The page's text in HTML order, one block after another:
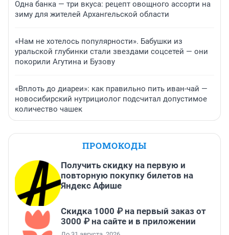
Одна банка — три вкуса: рецепт овощного ассорти на
зиму для жителей Архангельской области
«Нам не хотелось популярности». Бабушки из
уральской глубинки стали звездами соцсетей — они
покорили Агутина и Бузову
«Вплоть до диареи»: как правильно пить иван-чай —
новосибирский нутрициолог подсчитал допустимое
количество чашек
ПРОМОКОДЫ
Получить скидку на первую и
повторную покупку билетов на
Яндекс Афише
Скидка 1000 ₽ на первый заказ от
3000 ₽ на сайте и в приложении